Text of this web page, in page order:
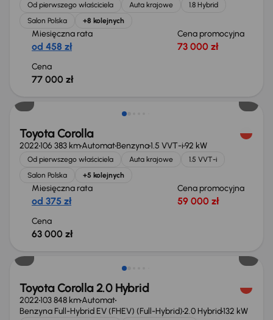
Od pierwszego właściciela Auta krajowe
1.8 Hybrid
Salon Polska
+8 kolejnych
Miesięczna rata
od 458 zł
Cena promocyjna
73 000 zł
Cena
77 000 zł
Toyota Corolla
2022106 383 kmAutomatBenzyna1.5 VVT-i92 kW
Od pierwszego właściciela Auta krajowe
1.5 VVT-i
Salon Polska
+5 kolejnych
Miesięczna rata
od 375 zł
Cena promocyjna
59 000 zł
Cena
63 000 zł
Toyota Corolla 2.0 Hybrid
2022103 848 kmAutomat
Benzyna Full-Hybrid EV (FHEV) (Full-Hybrid)2.0 Hybrid132 kW